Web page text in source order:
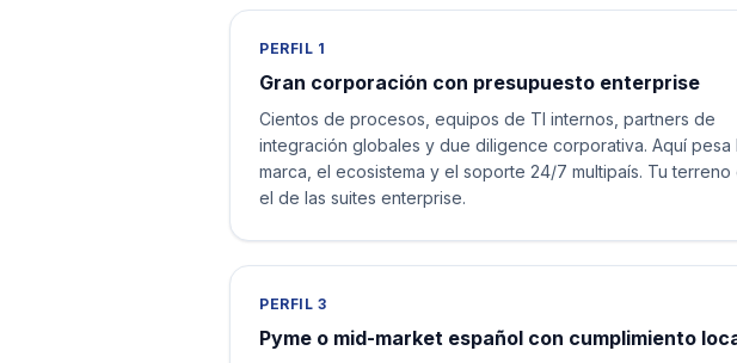
PERFIL 1
Gran corporación con presupuesto enterprise
Cientos de procesos, equipos de TI internos, partners de
integración globales y due diligence corporativa. Aquí pesa
marca, el ecosistema y el soporte 24/7 multipaís. Tu terreno
el de las suites enterprise.
PERFIL 3
Pyme o mid-market español con cumplimiento